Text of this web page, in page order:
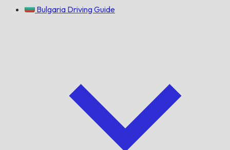
Bulgaria Driving Guide